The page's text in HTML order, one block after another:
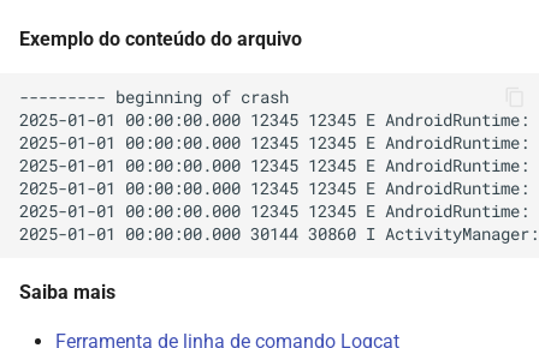
Exemplo do conteúdo do arquivo
--------- beginning of crash
2025-01-01 00:00:00.000 12345 12345 E AndroidRuntime:
2025-01-01 00:00:00.000 12345 12345 E
2025-01-01 00:00:00.000 12345 12345 E
2025-01-01 00:00:00.000 12345 12345 E
2025-01-01 00:00:00.000 12345 12345 E
Saiba mais
Ferramenta de linha de comando Logcat